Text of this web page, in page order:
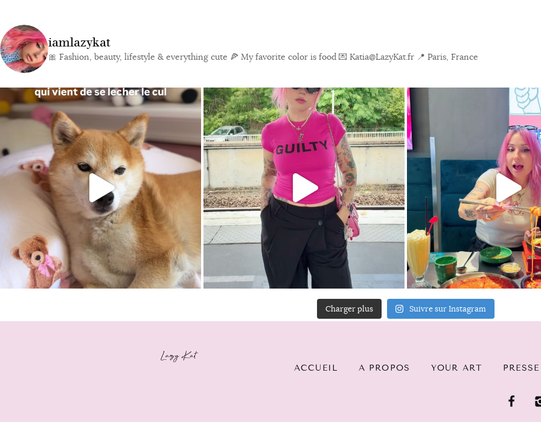
iamlazykat
🎀 Fashion, beauty, lifestyle & everything cute 🍕 My favorite color is food 💌 Katia@LazyKat.fr 📍 Paris, France
Charger plus Suivre sur Instagram
ACCUEIL A PROPOS YOUR ART PRESSE